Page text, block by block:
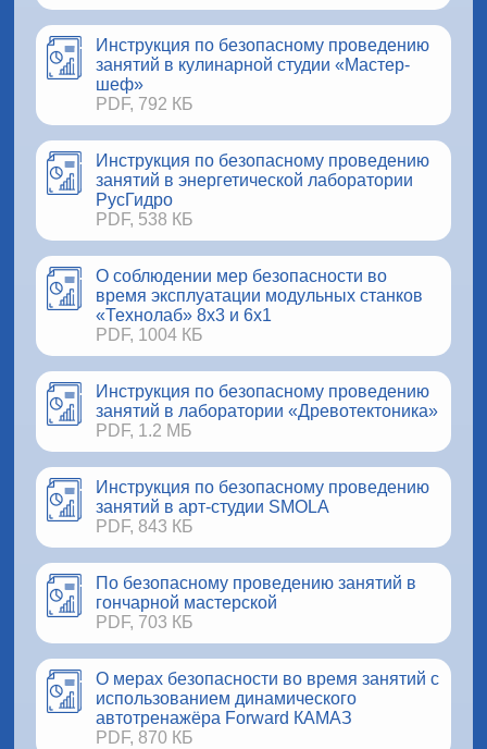
Инструкция по безопасному проведению
занятий в кулинарной студии «Мастер-
шеф»
PDF, 792 КБ
Инструкция по безопасному проведению
занятий в энергетической лаборатории
РусГидро
PDF, 538 КБ
О соблюдении мер безопасности во
время эксплуатации модульных станков
«Технолаб» 8х3 и 6х1
PDF, 1004 КБ
Инструкция по безопасному проведению
занятий в лаборатории «Древотектоника»
PDF, 1.2 МБ
Инструкция по безопасному проведению
занятий в арт-студии SMOLA
PDF, 843 КБ
По безопасному проведению занятий в
гончарной мастерской
PDF, 703 КБ
О мерах безопасности во время занятий с
использованием динамического
автотренажёра Forward КАМАЗ
PDF, 870 КБ